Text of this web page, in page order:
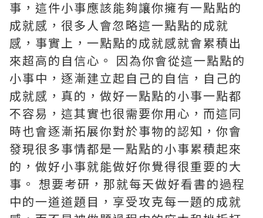
事，這件小事應該能夠讓你擁有一點點的
成就感，很多人會忽略這一點點的成就
感，事實上，一點點的成就感就會累積出
來超高的自信心。 因為你會從這一點點的
小事中，逐漸建立起自己的自信，自己的
成就感，真的，做好一點點的小事一點都
不容易，這其實也很需要你用心，而這同
時也會逐漸拓展你對於事物的認知，你會
發現很多事情都是一點點的小事累積起來
的，做好小事就能做好你覺得很重要的大
事。 想要考研，那就每天做好看書的過程
中的一道道題目，享受攻克每一題的成就